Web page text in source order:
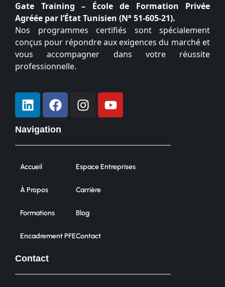
Gate Training – École de Formation Privée
Agréée par l’État Tunisien (N° 51-605-21).
Nos programmes certifiés sont spécialement
conçus pour répondre aux exigences du marché et
vous accompagner dans votre réussite
professionnelle.
Navigation
Accueil
À Propos
Formations
Encadrement PFE
Espace Entreprises
Carrière
Blog
Contact
Contact